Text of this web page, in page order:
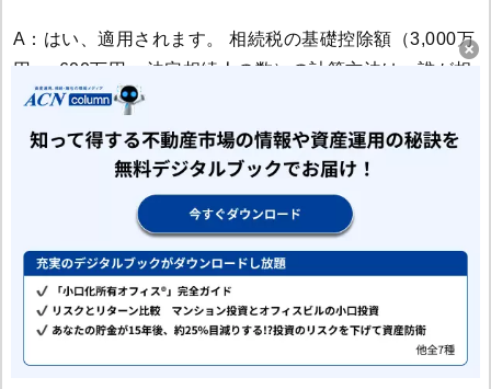
A：はい、適用されます。 相続税の基礎控除額（3,000万
円 ＋ 600万円 × 法定相続人の数）の計算方法は、誰が相
続人であるかによって変わることはありません。兄弟姉
妹が相続人である場合も、法定相続人の数に応じて基礎
控除額が計算され、遺産の総額がその金額以下であれば
相続税はかかりません。 ただし、前述の通り、基礎控除
額を超えて相続税が発生する場合、兄弟姉妹の納税額は
「2割加算」の対象となる点にご注意ください。
まとめ